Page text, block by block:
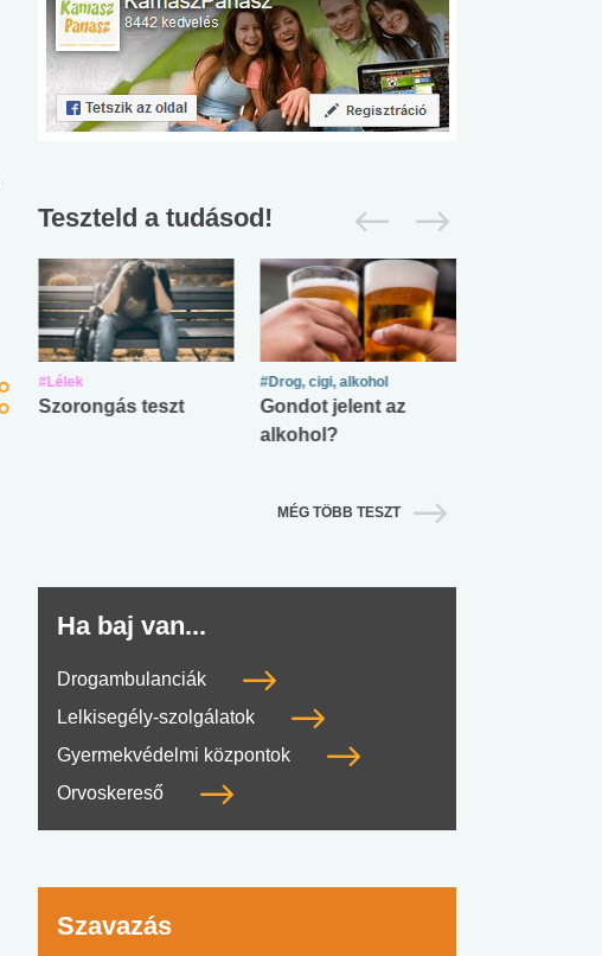
Teszteld a tudásod!
#Lélek
Szorongás teszt
#Drog, cigi, alkohol
Gondot jelent az
alkohol?
MÉG TÖBB TESZT
Ha baj van...
Drogambulanciák
Lelkisegély-szolgálatok
Gyermekvédelmi központok
Orvoskereső
Szavazás